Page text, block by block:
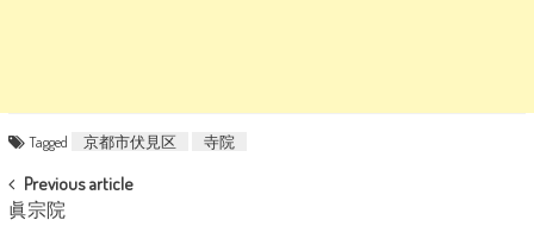
Tagged 京都市伏見区 寺院
POST NAVIGATION
Previous article
眞宗院